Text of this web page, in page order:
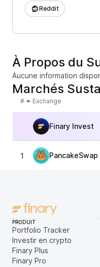
Reddit
À Propos du
Aucune information
Marchés
# Exchange
Finary Invest
1 PancakeSwap
PRODUIT
Portfolio Tracker
Investir en crypto
Finary Plus
Finary Pro